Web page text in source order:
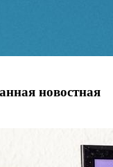
новостная